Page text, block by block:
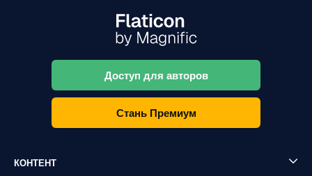
Доступ для авторов
Стань Премиум
КОНТЕНТ